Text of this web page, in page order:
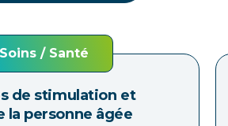
Soins / Santé
de stimulation et
la personne âgée